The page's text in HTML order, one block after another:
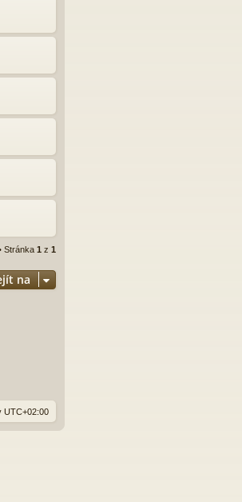
Stránka 1 z 1
na
UTC+02:00